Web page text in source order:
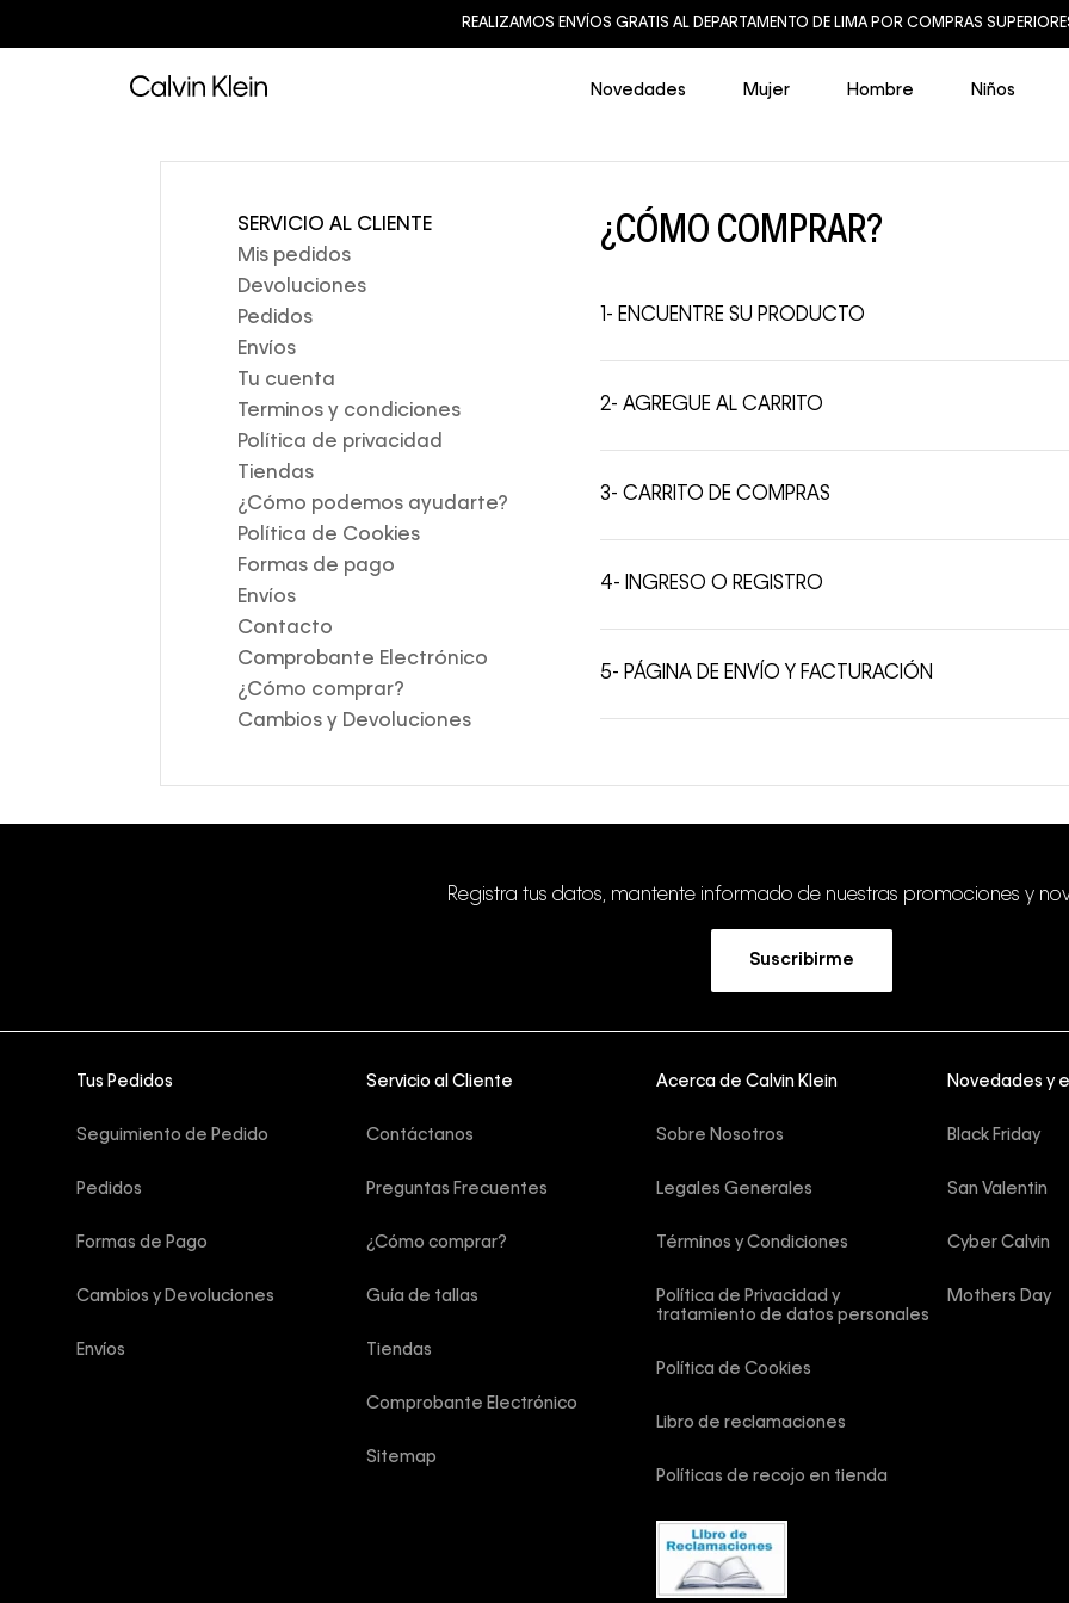
REALIZAMOS ENVÍOS GRATIS AL DEPARTAMENTO DE LIMA POR COMPRAS
Novedades Mujer Hombre Niños
SERVICIO AL CLIENTE
Mis pedidos
Devoluciones
Pedidos
Envíos
Tu cuenta
Terminos y condiciones
Política de privacidad
Tiendas
¿Cómo podemos ayudarte?
Política de Cookies
Formas de pago
Envíos
Contacto
Comprobante Electrónico
¿Cómo comprar?
Cambios y Devoluciones
¿CÓMO COMPRAR?
1- ENCUENTRE SU PRODUCTO
2- AGREGUE AL CARRITO
3- CARRITO DE COMPRAS
4- INGRESO O REGISTRO
5- PÁGINA DE ENVÍO Y FACTURACIÓN
Registra tus datos, mantente informado de nuestras promociones y
Suscribirme
Tus Pedidos
Seguimiento de Pedido
Pedidos
Formas de Pago
Cambios y Devoluciones
Envíos
Servicio al Cliente
Contáctanos
Preguntas Frecuentes
¿Cómo comprar?
Guía de tallas
Tiendas
Comprobante Electrónico
Sitemap
Acerca de Calvin Klein
Sobre Nosotros
Legales Generales
Términos y Condiciones
Política de Privacidad y
tratamiento de datos personales
Política de Cookies
Libro de reclamaciones
Políticas de recojo en tienda
Novedades y
Black Friday
San Valentin
Cyber Calvin
Mothers Day